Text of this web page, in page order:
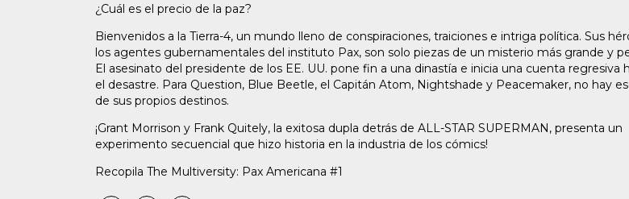
¿Cuál es el precio de la paz?
Bienvenidos a la Tierra-4, un mundo lleno de conspiraciones, traiciones e intriga política. Sus
los agentes gubernamentales del instituto Pax, son solo piezas de un misterio más grande y
El asesinato del presidente de los EE. UU. pone fin a una dinastía e inicia una cuenta regresiva
el desastre. Para Question, Blue Beetle, el Capitán Atom, Nightshade y Peacemaker, no hay
de sus propios destinos.
¡Grant Morrison y Frank Quitely, la exitosa dupla detrás de ALL-STAR SUPERMAN, presenta un
experimento secuencial que hizo historia en la industria de los cómics!
Recopila The Multiversity: Pax Americana #1